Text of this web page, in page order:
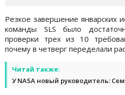
Резкое завершение январских
команды SLS было
проверки трех из 10
почему в четверг переделали
Читай также:
У NASA новый руководитель: